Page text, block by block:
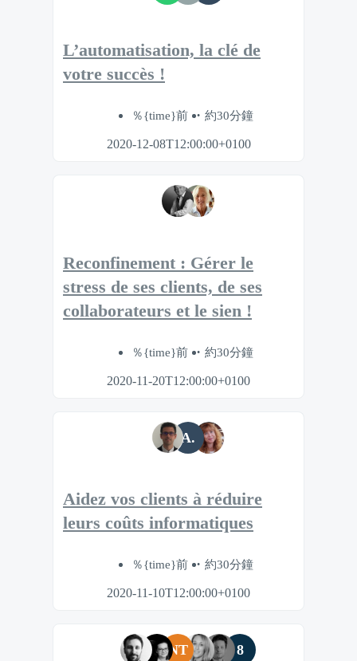
L’automatisation, la clé de
votre succès !
％{time}前 約30分鐘
2020-12-08T12:00:00+0100
Reconfinement : Gérer le
stress de ses clients, de ses
collaborateurs et le sien !
％{time}前 約30分鐘
2020-11-20T12:00:00+0100
A.
Aidez vos clients à réduire
leurs coûts informatiques
％{time}前 約30分鐘
2020-11-10T12:00:00+0100
NT 8